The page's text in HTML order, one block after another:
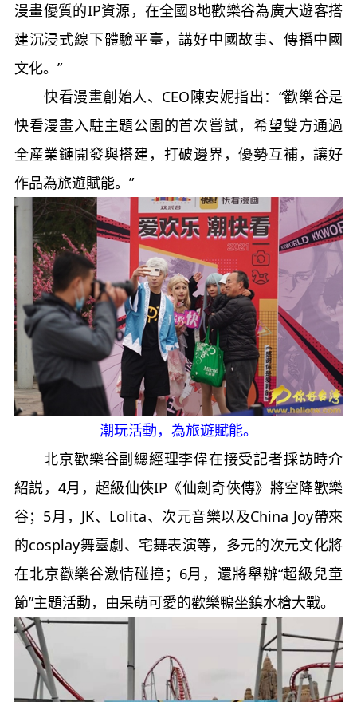
漫畫優質的IP資源，在全國8地歡樂谷為廣大遊客搭
建沉浸式線下體驗平臺，講好中國故事、傳播中國
文化。”
快看漫畫創始人、CEO陳安妮指出：“歡樂谷是
快看漫畫入駐主題公園的首次嘗試，希望雙方通過
全産業鏈開發與搭建，打破邊界，優勢互補，讓好
作品為旅遊賦能。”
潮玩活動，為旅遊賦能。
北京歡樂谷副總經理李偉在接受記者採訪時介
紹説，4月，超級仙俠IP《仙劍奇俠傳》將空降歡樂
谷；5月，JK、Lolita、次元音樂以及China Joy帶來
的cosplay舞臺劇、宅舞表演等，多元的次元文化將
在北京歡樂谷激情碰撞；6月，還將舉辦“超級兒童
節”主題活動，由呆萌可愛的歡樂鴨坐鎮水槍大戰。